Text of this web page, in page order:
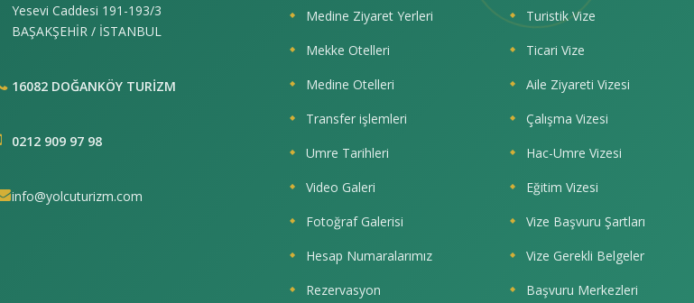
Yesevi Caddesi 191-193/3
BAŞAKŞEHİR / İSTANBUL
16082 DOĞANKÖY TURİZM
0212 909 97 98
info@yolcuturizm.com
Medine Ziyaret Yerleri
Mekke Otelleri
Medine Otelleri
Transfer işlemleri
Umre Tarihleri
Video Galeri
Fotoğraf Galerisi
Hesap Numaralarımız
Rezervasyon
Turistik Vize
Ticari Vize
Aile Ziyareti Vizesi
Çalışma Vizesi
Hac-Umre Vizesi
Eğitim Vizesi
Vize Başvuru Şartları
Vize Gerekli Belgeler
Başvuru Merkezleri